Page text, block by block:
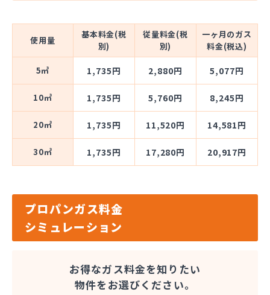
使用量
基本料金(税
別)
従量料金(税
別)
一ヶ月のガス
料金(税込)
5㎥ 1,735円 2,880円 5,077円
10㎥ 1,735円 5,760円 8,245円
20㎥ 1,735円 11,520円 14,581円
30㎥ 1,735円 17,280円 20,917円
プロパンガス料金
シミュレーション
お得なガス料金を知りたい
物件をお選びください。